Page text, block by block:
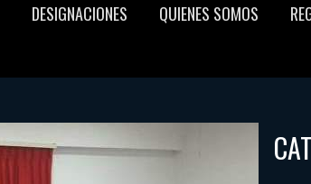
DESIGNACIONES QUIENES SOMOS